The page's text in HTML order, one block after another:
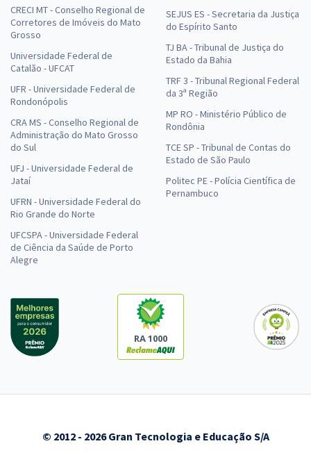
CRECI MT - Conselho Regional de
Corretores de Imóveis do Mato
Grosso
Universidade Federal de
Catalão - UFCAT
UFR - Universidade Federal de
Rondonópolis
CRA MS - Conselho Regional de
Administração do Mato Grosso
do Sul
UFJ - Universidade Federal de
Jataí
UFRN - Universidade Federal do
Rio Grande do Norte
UFCSPA - Universidade Federal
de Ciência da Saúde de Porto
Alegre
SEJUS ES - Secretaria da Justiça
do Espírito Santo
TJ BA - Tribunal de Justiça do
Estado da Bahia
TRF 3 - Tribunal Regional Federal
da 3ª Região
MP RO - Ministério Público de
Rondônia
TCE SP - Tribunal de Contas do
Estado de São Paulo
Politec PE - Polícia Científica de
Pernambuco
RA 1000
© 2012 - 2026 Gran Tecnologia e Educação S/A